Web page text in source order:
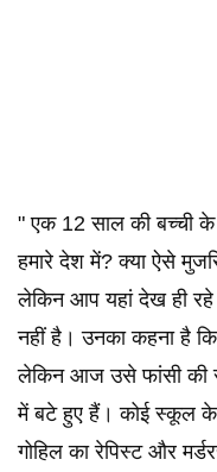
" एक 12 साल की बच्ची के
हमारे देश में? क्या ऐसे
लेकिन आप यहां देख ही
नहीं है। उनका कहना है
लेकिन आज उसे फांसी की
में बटे हुए हैं। कोई स्कूल के
गोहिल का रेपिस्ट और